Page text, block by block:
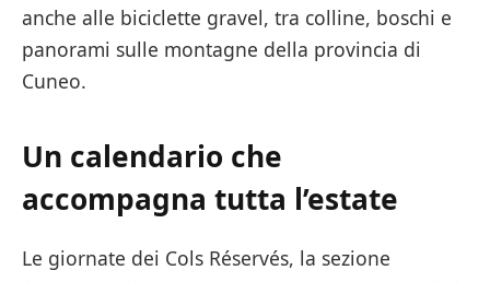
anche alle biciclette gravel, tra colline, boschi e
panorami sulle montagne della provincia di
Cuneo.
Un calendario che
accompagna tutta l’estate
Le giornate dei Cols Réservés, la sezione